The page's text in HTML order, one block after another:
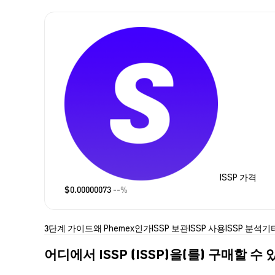
ISSP 가격
$0.00000073 --%
3단계 가이드왜 Phemex인가ISSP 보관ISSP 사용ISSP 분석기
어디에서 ISSP (ISSP)을(를) 구매할 수